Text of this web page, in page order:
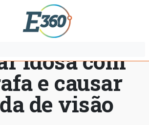
é presa em
após
idosa com
e causar
de visão